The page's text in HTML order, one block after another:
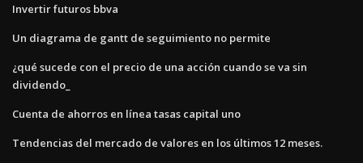
Invertir futuros bbva
Un diagrama de gantt de seguimiento no permite
¿qué sucede con el precio de una acción cuando se va sin
dividendo_
Cuenta de ahorros en línea tasas capital uno
Tendencias del mercado de valores en los últimos 12 meses.